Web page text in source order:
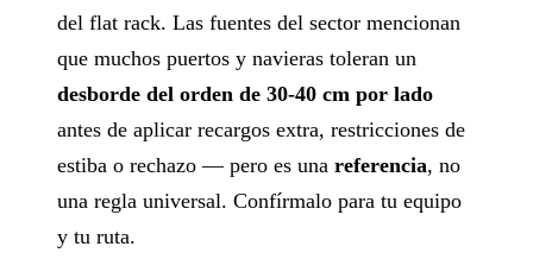
del flat rack. Las fuentes del sector mencionan
que muchos puertos y navieras toleran un
desborde del orden de 30-40 cm por lado
antes de aplicar recargos extra, restricciones de
estiba o rechazo — pero es una referencia, no
una regla universal. Confírmalo para tu equipo
y tu ruta.